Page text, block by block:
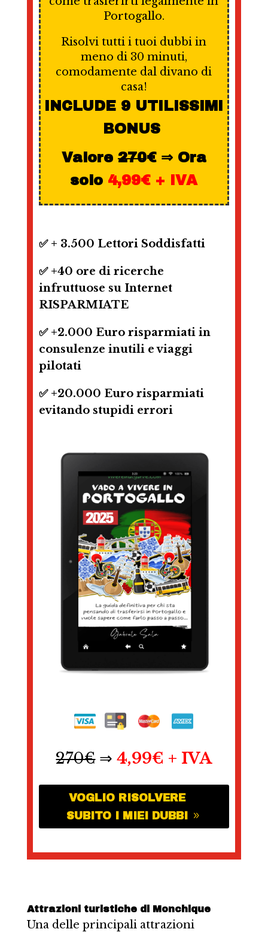
Portogallo.
Risolvi tutti i tuoi dubbi in
meno di 30 minuti,
comodamente dal divano di
casa!
INCLUDE 9 UTILISSIMI
BONUS
Valore 270€ ⇒ Ora
solo 4,99€ + IVA
✅ + 3.500 Lettori Soddisfatti
✅ +40 ore di ricerche
infruttuose su Internet
RISPARMIATE
✅ +2.000 Euro risparmiati in
consulenze inutili e viaggi
pilotati
✅ +20.000 Euro risparmiati
evitando stupidi errori
270€⇒4,99€ + IVA
VOGLIO RISOLVERE
SUBITO I MIEI DUBBI
Attrazioni turistiche di Monchique
Una delle principali attrazioni